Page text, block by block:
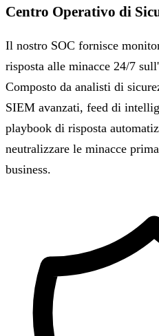
Centro Operativo di
Il nostro SOC fornisce
risposta alle minacce 24/7
Composto da analisti di
SIEM avanzati, feed di
playbook di risposta
neutralizzare le minacce
business.